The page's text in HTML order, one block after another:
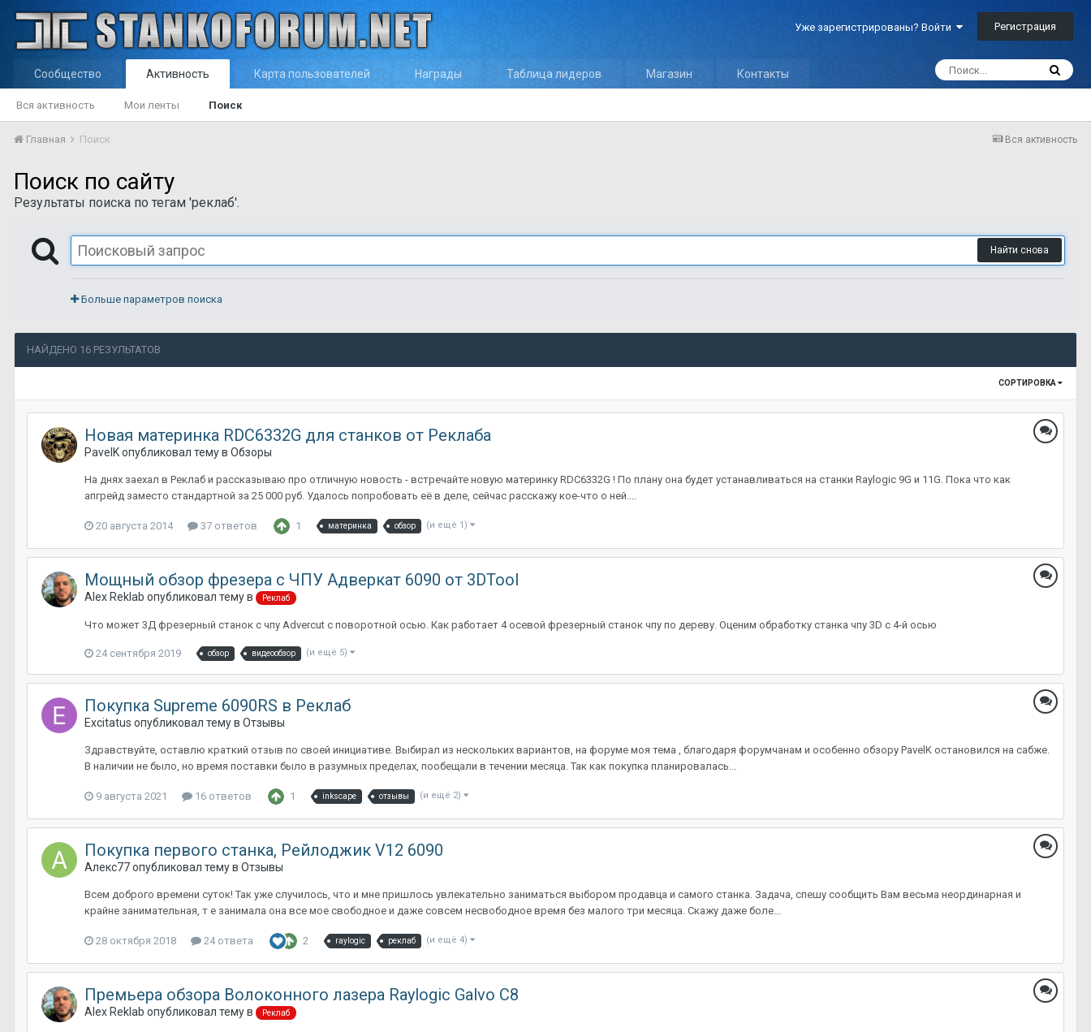
Уже зарегистрированы? Войти Регистрация
Сообщество Активность
Вся активность Мои ленты Поиск
Карта пользователей Награды Таблица лидеров Магазин Контакты
Вся активность
Главная Поиск
Поиск по сайту
Результаты поиска по тегам 'реклаб'.
Найти снова
Больше параметров поиска
НАЙДЕНО 16 РЕЗУЛЬТАТОВ
СОРТИРОВКА
Новая материнка RDC6332G для станков от Реклаба
PavelKопубликовал тему в Обзоры
На днях заехал в Реклаб и рассказываю про отличную новость - встречайте новую материнку RDC6332G ! По плану она будет устанавливаться на станки Raylogic 9G и 11G. Пока что как
апгрейд заместо стандартной за 25 000 руб. Удалось попробовать её в деле, сейчас расскажу кое-что о ней....
20 августа 2014 37 ответов 1 материнка обзор (и ещё 1)
Мощный обзор фрезера с ЧПУ Адверкат 6090 от 3DTool
Alex Reklab опубликовал тему в Реклаб
Что может 3Д фрезерный станок с чпу Advercut с поворотной осью. Как работает 4 осевой фрезерный станок чпу по дереву. Оценим обработку станка чпу 3D с 4-й осью
24 сентября 2019 обзор видеообзор (и ещё 5)
Покупка Supreme 6090RS в Реклаб
Excitatus опубликовал тему в Отзывы
Здравствуйте, оставлю краткий отзыв по своей инициативе. Выбирал из нескольких вариантов, на форуме моя тема , благодаря форумчанам и особенно обзору PavelK остановился на сабже.
В наличии не было, но время поставки было в разумных пределах, пообещали в течении месяца. Так как покупка планировалась...
9 августа 2021 16 ответов 1 inkscape отзывы (и ещё 2)
Покупка первого станка, Рейлоджик V12 6090
Алекс77опубликовал тему в Отзывы
Всем доброго времени суток! Так уже случилось, что и мне пришлось увлекательно заниматься выбором продавца и самого станка. Задача, спешу сообщить Вам весьма неординарная и
крайне занимательная, т е занимала она все мое свободное и даже совсем несвободное время без малого три месяца. Скажу даже боле...
28 октября 2018 24 ответа 2 raylogic реклаб (и ещё 4)
Премьера обзора Волоконного лазера Raylogic Galvo C8
Alex Reklab опубликовал тему в Реклаб